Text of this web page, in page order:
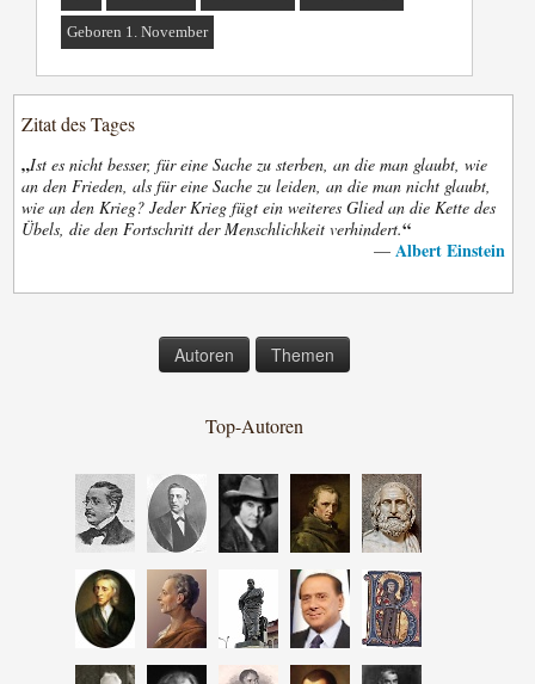
Geboren 1. November
Zitat des Tages
„Ist es nicht besser, für eine Sache zu sterben, an die man glaubt, wie
an den Frieden, als für eine Sache zu leiden, an die man nicht glaubt,
wie an den Krieg? Jeder Krieg fügt ein weiteres Glied an die Kette des
Übels, die den Fortschritt der Menschlichkeit verhindert.“
— Albert Einstein
Autoren Themen
Top-Autoren